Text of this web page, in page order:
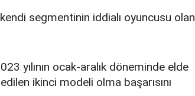
segmentinin iddialı oyuncusu olan
yılının ocak-aralık döneminde elde
ikinci modeli olma başarısını